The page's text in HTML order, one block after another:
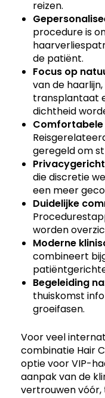
reizen.
procedure is
de patiënt.
Focus op
van de
transplantaat
dichtheid
geregeld om
die discretie
een meer
Duidelijke
worden
Moderne
combineert
Begeleiding
thuiskomst
groeifasen.
Voor veel
combinatie Hair
optie voor VIP-
aanpak van de
vertrouwen vóór,